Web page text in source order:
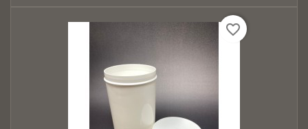
favorite_border